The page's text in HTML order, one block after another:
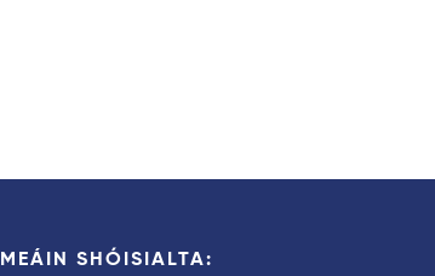
MEÁIN SHÓISIALTA: